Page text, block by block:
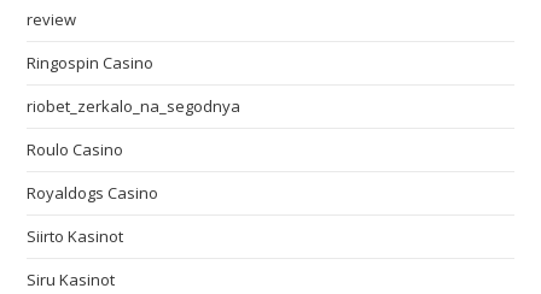
review
Ringospin Casino
riobet_zerkalo_na_segodnya
Roulo Casino
Royaldogs Casino
Siirto Kasinot
Siru Kasinot